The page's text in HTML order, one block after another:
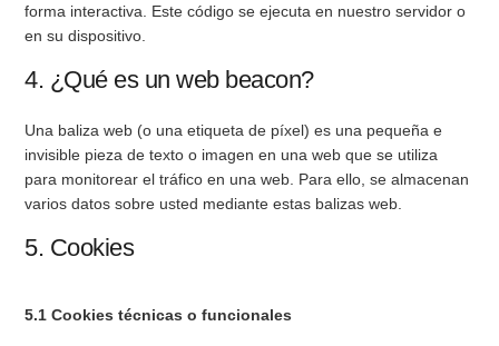
forma interactiva. Este código se ejecuta en nuestro servidor o
en su dispositivo.
4. ¿Qué es un web beacon?
Una baliza web (o una etiqueta de píxel) es una pequeña e
invisible pieza de texto o imagen en una web que se utiliza
para monitorear el tráfico en una web. Para ello, se almacenan
varios datos sobre usted mediante estas balizas web.
5. Cookies
5.1 Cookies técnicas o funcionales